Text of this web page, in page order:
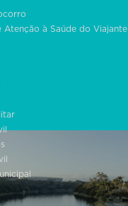
Atenção à Saúde do Viajante